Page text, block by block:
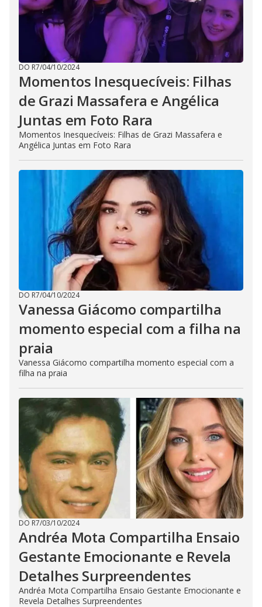
DO R7/04/10/2024
Momentos Inesquecíveis: Filhas
de Grazi Massafera e Angélica
Juntas em Foto Rara
Momentos Inesquecíveis: Filhas de Grazi Massafera e
Angélica Juntas em Foto Rara
DO R7/04/10/2024
Vanessa Giácomo compartilha
momento especial com a filha na
praia
Vanessa Giácomo compartilha momento especial com a
filha na praia
DO R7/03/10/2024
Andréa Mota Compartilha Ensaio
Gestante Emocionante e Revela
Detalhes Surpreendentes
Andréa Mota Compartilha Ensaio Gestante Emocionante e
Revela Detalhes Surpreendentes